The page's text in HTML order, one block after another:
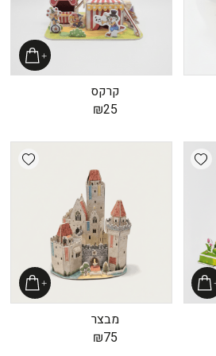
קרקס
₪25
Add wishlist
מבצר
₪75